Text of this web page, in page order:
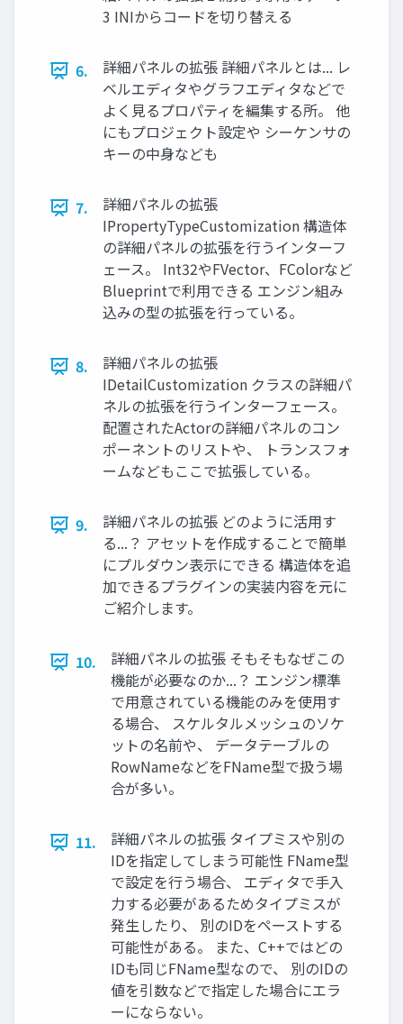
3 INIからコードを切り替える
6.
詳細パネルの拡張 詳細パネルとは... レ
ベルエディタやグラフエディタなどで
よく見るプロパティを編集する所。 他
にもプロジェクト設定や シーケンサの
キーの中身なども
7.
詳細パネルの拡張
IPropertyTypeCustomization 構造体
の詳細パネルの拡張を行うインターフ
ェース。 Int32やFVector、FColorなど
Blueprintで利用できる エンジン組み
込みの型の拡張を行っている。
8.
詳細パネルの拡張
IDetailCustomization クラスの詳細パ
ネルの拡張を行うインターフェース。
配置されたActorの詳細パネルのコン
ポーネントのリストや、 トランスフォ
ームなどもここで拡張している。
9.
詳細パネルの拡張 どのように活用す
る...？ アセットを作成することで簡単
にプルダウン表示にできる 構造体を追
加できるプラグインの実装内容を元に
ご紹介します。
10.
詳細パネルの拡張 そもそもなぜこの
機能が必要なのか...？ エンジン標準
で用意されている機能のみを使用す
る場合、 スケルタルメッシュのソケ
ットの名前や、 データテーブルの
RowNameなどをFName型で扱う場
合が多い。
11.
詳細パネルの拡張 タイプミスや別の
IDを指定してしまう可能性 FName型
で設定を行う場合、 エディタで手入
力する必要があるためタイプミスが
発生したり、 別のIDをペーストする
可能性がある。 また、C++ではどの
IDも同じFName型なので、 別のIDの
値を引数などで指定した場合にエラ
ーにならない。